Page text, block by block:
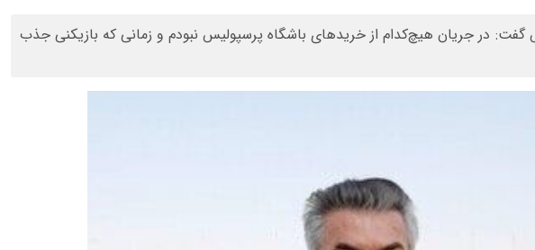
در جریان هیچ‌کدام از خریدهای باشگاه پرسپولیس نبودم و زمانی که بازیکنی جذب